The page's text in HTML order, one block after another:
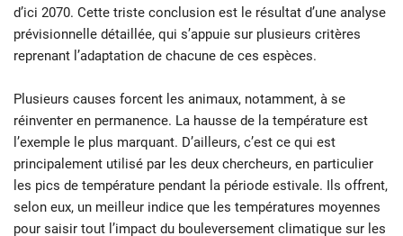
d’ici 2070. Cette triste conclusion est le résultat d’une analyse
prévisionnelle détaillée, qui s’appuie sur plusieurs critères
reprenant l’adaptation de chacune de ces espèces.
Plusieurs causes forcent les animaux, notamment, à se
réinventer en permanence. La hausse de la température est
l’exemple le plus marquant. D’ailleurs, c’est ce qui est
principalement utilisé par les deux chercheurs, en particulier
les pics de température pendant la période estivale. Ils offrent,
selon eux, un meilleur indice que les températures moyennes
pour saisir tout l’impact du bouleversement climatique sur les